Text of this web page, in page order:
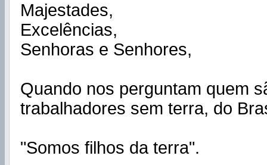
Majestades,
Excelências,
Senhoras e Senhores,
Quando nos perguntam quem
trabalhadores sem terra, do
"Somos filhos da terra".